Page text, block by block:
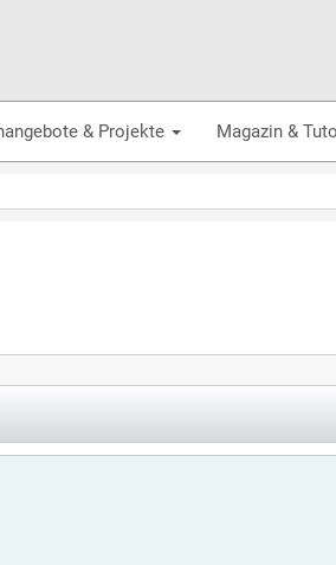
& Projekte Magazin &